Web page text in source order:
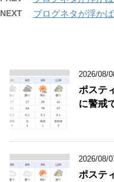
NEXT ブログネタが浮か
2026/08/
ポステ
に警戒
2026/08/
ポステ